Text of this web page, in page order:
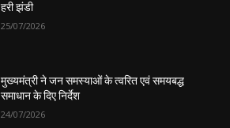
हरी झंडी
25/07/2026
मुख्यमंत्री ने जन समस्याओं के त्वरित एवं समयबद्ध
समाधान के दिए निर्देश
24/07/2026